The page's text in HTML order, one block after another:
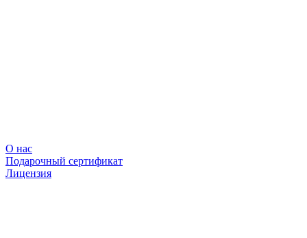
О нас
Подарочный сертификат
Лицензия